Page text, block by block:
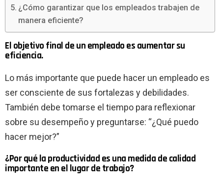
¿Cómo garantizar que los empleados trabajen de
manera eficiente?
El objetivo final de un empleado es aumentar su
eficiencia.
Lo más importante que puede hacer un empleado es
ser consciente de sus fortalezas y debilidades.
También debe tomarse el tiempo para reflexionar
sobre su desempeño y preguntarse: “¿Qué puedo
hacer mejor?”
¿Por qué la productividad es una medida de calidad
importante en el lugar de trabajo?